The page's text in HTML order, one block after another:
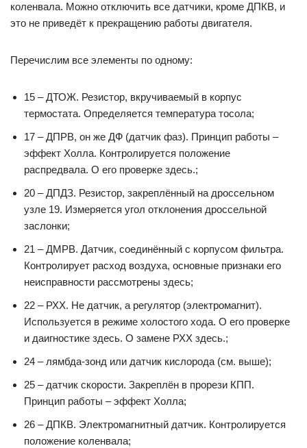
коленвала. Можно отключить все датчики, кроме ДПКВ, и
это не приведёт к прекращению работы двигателя.
Перечислим все элементы по одному:
15 – ДТОЖ. Резистор, вкручиваемый в корпус
термостата. Определяется температура тосола;
17 – ДПРВ, он же ДФ (датчик фаз). Принцип работы –
эффект Холла. Контролируется положение
распредвала. О его проверке здесь.;
20 – ДПДЗ. Резистор, закреплённый на дроссельном
узле 19. Измеряется угол отклонения дроссельной
заслонки;
21 – ДМРВ. Датчик, соединённый с корпусом фильтра.
Контролирует расход воздуха, основные признаки его
неисправности рассмотрены здесь;
22 – РХХ. Не датчик, а регулятор (электромагнит).
Используется в режиме холостого хода. О его проверке
и даигностике здесь. О замене РХХ здесь.;
24 – лямбда-зонд или датчик кислорода (см. выше);
25 – датчик скорости. Закреплён в прорези КПП.
Принцип работы – эффект Холла;
26 – ДПКВ. Электромагнитный датчик. Контролируется
положение коленвала;